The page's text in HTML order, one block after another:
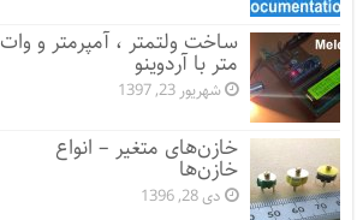
ساخت ولتمتر ، آمپرمتر و وات
متر با آردوینو
شهریور 23, 1397
خازن‌های متغیر – انواع
خازن‌ها
دی 28, 1396